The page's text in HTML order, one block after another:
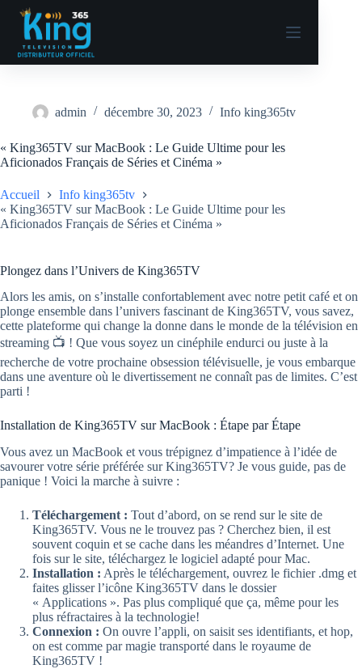
admin décembre 30, 2023 Info king365tv
« King365TV sur MacBook : Le Guide Ultime pour les
Aficionados Français de Séries et Cinéma »
Accueil
Info king365tv
« King365TV sur MacBook : Le Guide Ultime pour les
Aficionados Français de Séries et Cinéma »
Plongez dans l’Univers de King365TV
Alors les amis, on s’installe confortablement avec notre petit café et on
plonge ensemble dans l’univers fascinant de King365TV, vous savez,
cette plateforme qui change la donne dans le monde de la télévision en
streaming 📺 ! Que vous soyez un cinéphile endurci ou juste à la
recherche de votre prochaine obsession télévisuelle, je vous embarque
dans une aventure où le divertissement ne connaît pas de limites. C’est
parti !
Installation de King365TV sur MacBook : Étape par Étape
Vous avez un MacBook et vous trépignez d’impatience à l’idée de
savourer votre série préférée sur King365TV? Je vous guide, pas de
panique ! Voici la marche à suivre :
Téléchargement : Tout d’abord, on se rend sur le site de
King365TV. Vous ne le trouvez pas ? Cherchez bien, il est
souvent coquin et se cache dans les méandres d’Internet. Une
fois sur le site, téléchargez le logiciel adapté pour Mac.
Installation : Après le téléchargement, ouvrez le fichier .dmg et
faites glisser l’icône King365TV dans le dossier
« Applications ». Pas plus compliqué que ça, même pour les
plus réfractaires à la technologie!
Connexion : On ouvre l’appli, on saisit ses identifiants, et hop,
on est comme par magie transporté dans le royaume de
King365TV !